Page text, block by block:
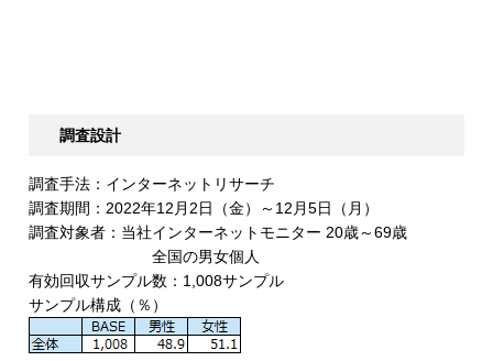
調査設計
調査手法：インターネットリサーチ
調査期間：2022年12月2日（金）～12月5日（月）
調査対象者：当社インターネットモニター 20歳～69歳
全国の男女個人
有効回収サンプル数：1,008サンプル
サンプル構成（％）